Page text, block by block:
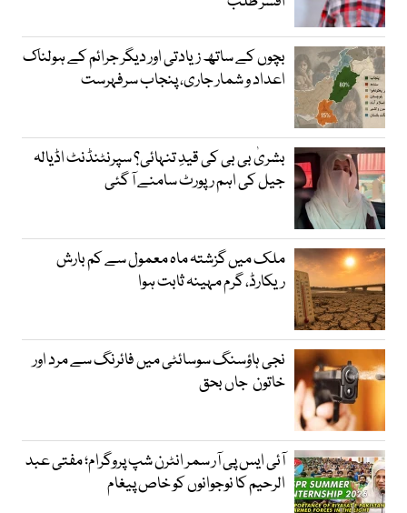
بچوں کے ساتھ زیادتی اور دیگر جرائم کے ہولناک
اعداد و شمار جاری، پنجاب سرفہرست
بشریٰ بی بی کی قیدِ تنہائی؟ سپرنٹنڈنٹ اڈیالہ
جیل کی اہم رپورٹ سامنے آ گئی
ملک میں گزشتہ ماہ معمول سے کم بارش
ریکارڈ، گرم مہینہ ثابت ہوا
نجی ہاؤسنگ سوسائٹی میں فائرنگ سے مرد اور
خاتون جاں بحق
آئی ایس پی آر سمر انٹرن شپ پروگرام؛ مفتی عبد
الرحیم کا نوجوانوں کو خاص پیغام